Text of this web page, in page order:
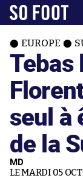
EUROPE
Tebas
seul à
de la
MD
LE MARDI 05